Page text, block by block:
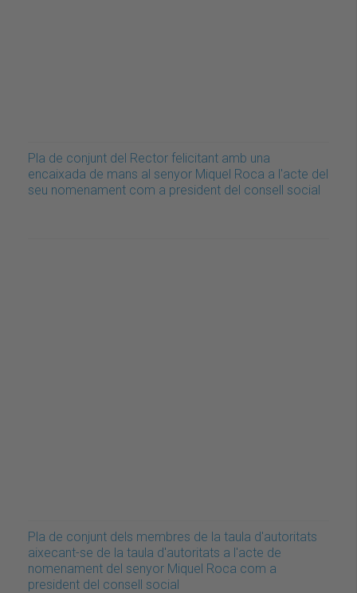
Pla de conjunt del Rector felicitant amb una
encaixada de mans al senyor Miquel Roca a l'acte del
seu nomenament com a president del consell social
Pla de conjunt dels membres de la taula d'autoritats
aixecant-se de la taula d'autoritats a l'acte de
nomenament del senyor Miquel Roca com a
president del consell social